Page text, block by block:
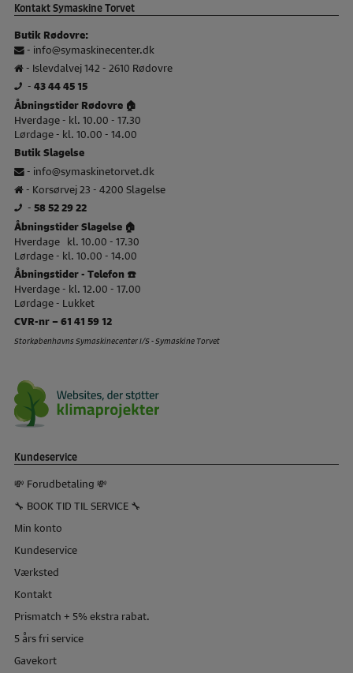
Kontakt Symaskine Torvet
Butik Rødovre:
- info@symaskinecenter.dk
- Islevdalvej 142 - 2610 Rødovre
- 43 44 45 15
Åbningstider Rødovre 🏠
Hverdage - kl. 10.00 - 17.30
Lørdage - kl. 10.00 - 14.00
Butik Slagelse
- info@symaskinetorvet.dk
- Korsørvej 23 - 4200 Slagelse
- 58 52 29 22
Åbningstider Slagelse 🏠
Hverdage kl. 10.00 - 17.30
Lørdage - kl. 10.00 - 14.00
Åbningstider - Telefon ☎️
Hverdage - kl. 12.00 - 17.00
Lørdage - Lukket
CVR-nr – 61 41 59 12
Storkøbenhavns Symaskinecenter I/S - Symaskine Torvet
Kundeservice
💸 Forudbetaling 💸
🔧 BOOK TID TIL SERVICE 🔧
Min konto
Kundeservice
Værksted
Kontakt
Prismatch + 5% ekstra rabat.
5 års fri service
Gavekort